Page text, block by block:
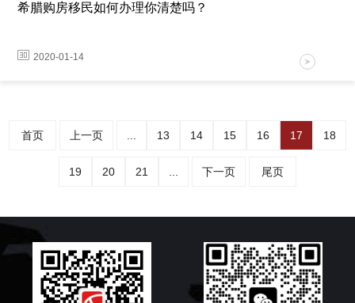
希腊购房移民如何办理你清楚吗？
2020-01-14
首页 上一页 13 14 15 16 17 18
19 20 21 下一页 尾页